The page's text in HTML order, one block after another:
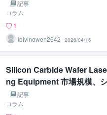
記事
コラム
1
lpiyingwen2642
2026/04/16
Silicon Carbide Wafer
ng Equipment 市場規模、
ポート 2026年
記事
コラム